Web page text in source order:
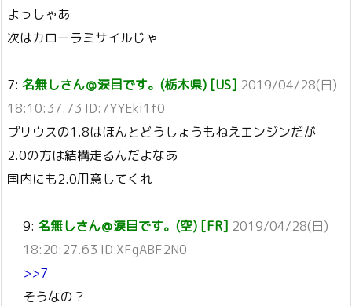
よっしゃあ
次はカローラミサイルじゃ
7: 名無しさん＠涙目です。(栃木県) [US] 2019/04/28(日)
18:10:37.73 ID:7YYEki1f0
プリウスの1.8はほんとどうしょうもねえエンジンだが
2.0の方は結構走るんだよなあ
国内にも2.0用意してくれ
9: 名無しさん＠涙目です。(空) [FR] 2019/04/28(日)
18:20:27.63 ID:XFgABF2N0
>>7
そうなの？